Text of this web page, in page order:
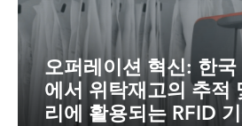
오퍼레이션 혁신: 한국
에서 위탁재고의 추적
리에 활용되는 RFID